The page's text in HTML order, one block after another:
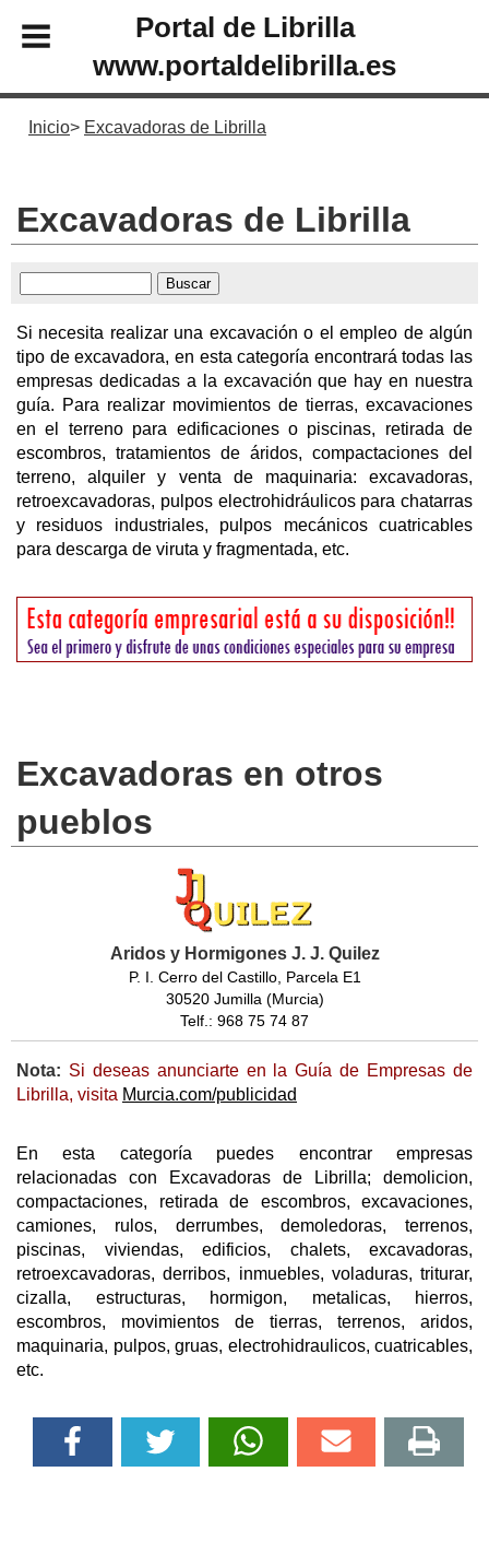
Portal de Librilla
www.portaldelibrilla.es
Inicio Excavadoras de Librilla
Excavadoras de Librilla
Si necesita realizar una excavación o el empleo de algún
tipo de excavadora, en esta categoría encontrará todas las
empresas dedicadas a la excavación que hay en nuestra
guía. Para realizar movimientos de tierras, excavaciones
en el terreno para edificaciones o piscinas, retirada de
escombros, tratamientos de áridos, compactaciones del
terreno, alquiler y venta de maquinaria: excavadoras,
retroexcavadoras, pulpos electrohidráulicos para chatarras
y residuos industriales, pulpos mecánicos cuatricables
para descarga de viruta y fragmentada, etc.
Excavadoras en otros
pueblos
Aridos y Hormigones J. J. Quilez
P. I. Cerro del Castillo, Parcela E1
30520 Jumilla (Murcia)
Telf.: 968 75 74 87
Nota: Si deseas anunciarte en la Guía de Empresas de
Librilla, visita Murcia.com/publicidad
En esta categoría puedes encontrar empresas
relacionadas con Excavadoras de Librilla; demolicion,
compactaciones, retirada de escombros, excavaciones,
camiones, rulos, derrumbes, demoledoras, terrenos,
piscinas, viviendas, edificios, chalets, excavadoras,
retroexcavadoras, derribos, inmuebles, voladuras, triturar,
cizalla, estructuras, hormigon, metalicas, hierros,
escombros, movimientos de tierras, terrenos, aridos,
maquinaria, pulpos, gruas, electrohidraulicos, cuatricables,
etc.